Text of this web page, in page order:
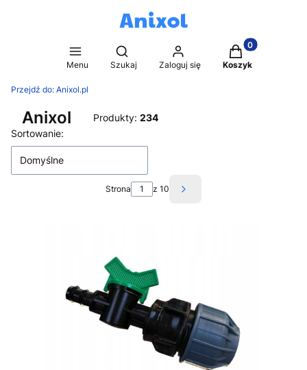
Menu
Otwórz wyszukiwarkę
Szukaj Zaloguj się
Produkty w
Koszyk
Przejdź do: Anixol.pl
Anixol Produkty: 234
Lista produktów
Sortowanie:
Domyślne
Strona z 10